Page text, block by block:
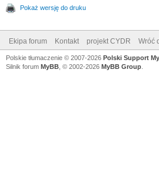
Pokaż wersję do druku
Ekipa forum Kontakt projekt CYDR Wróć
Polskie tłumaczenie © 2007-2026 Polski Support
Silnik forum MyBB , © 2002-2026 MyBB Group